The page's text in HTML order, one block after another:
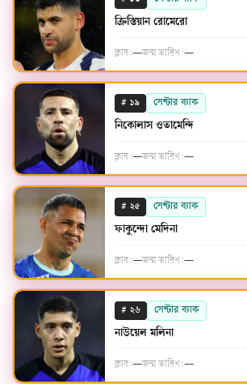
ক্রিস্তিয়ান রোমেরো
ক্লাব:—জন্ম তারিখ:—
# ১৯ সেন্টার ব্যাক
নিকোলাস ওতামেন্দি
ক্লাব:—জন্ম তারিখ:—
# ২৫ সেন্টার ব্যাক
ফাকুন্দো মেদিনা
ক্লাব:—জন্ম তারিখ:—
# ২৬ সেন্টার ব্যাক
নাউয়েল মলিনা
ক্লাব:—জন্ম তারিখ:—